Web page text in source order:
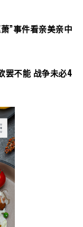
”事件看亲美亲中
罢不能 战争未必4